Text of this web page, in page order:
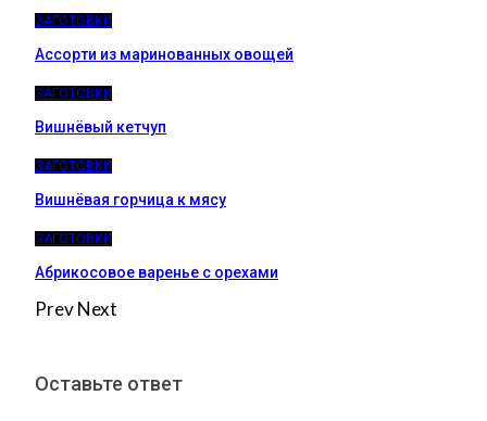
ЗАГОТОВКИ
Ассорти из маринованных овощей
ЗАГОТОВКИ
Вишнёвый кетчуп
ЗАГОТОВКИ
Вишнёвая горчица к мясу
ЗАГОТОВКИ
Абрикосовое варенье с орехами
PrevNext
Оставьте ответ